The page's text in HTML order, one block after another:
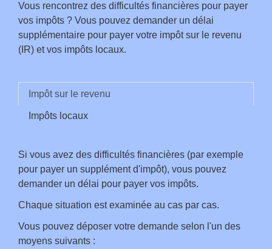
Vous rencontrez des difficultés financières pour payer
vos impôts ? Vous pouvez demander un délai
supplémentaire pour payer votre impôt sur le revenu
(IR) et vos impôts locaux.
Impôt sur le revenu
Impôts locaux
Si vous avez des difficultés financières (par exemple
pour payer un supplément d'impôt), vous pouvez
demander un délai pour payer vos impôts.
Chaque situation est examinée au cas par cas.
Vous pouvez déposer votre demande selon l'un des
moyens suivants :